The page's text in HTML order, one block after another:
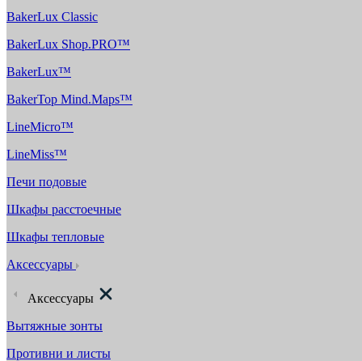
BakerLux Classic
BakerLux Shop.PRO™
BakerLux™
BakerTop Mind.Maps™
LineMicro™
LineMiss™
Печи подовые
Шкафы расстоечные
Шкафы тепловые
Аксессуары
Аксессуары
Вытяжные зонты
Противни и листы